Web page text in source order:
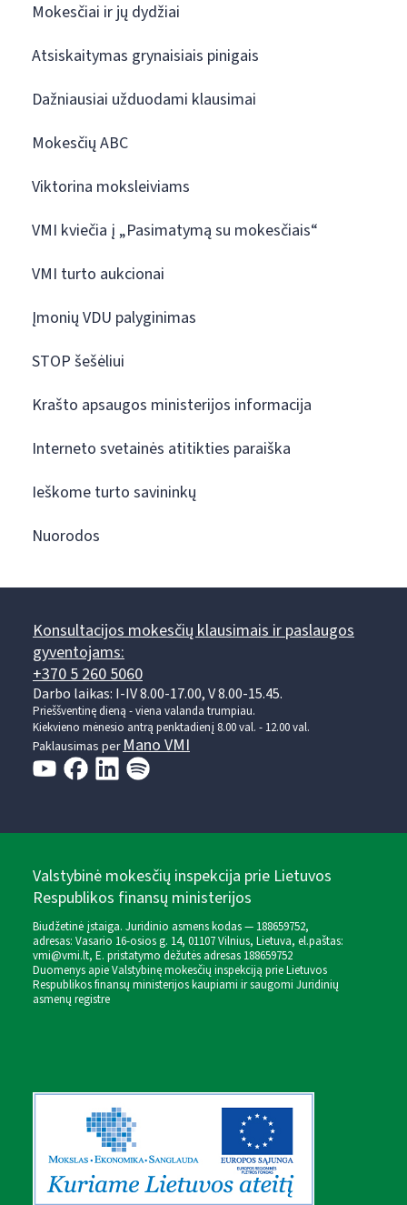
Mokesčiai ir jų dydžiai
Atsiskaitymas grynaisiais pinigais
Dažniausiai užduodami klausimai
Mokesčių ABC
Viktorina moksleiviams
VMI kviečia į „Pasimatymą su mokesčiais“
VMI turto aukcionai
Įmonių VDU palyginimas
STOP šešėliui
Krašto apsaugos ministerijos informacija
Interneto svetainės atitikties paraiška
Ieškome turto savininkų
Nuorodos
Konsultacijos mokesčių klausimais ir paslaugos
gyventojams:
+370 5 260 5060
Darbo laikas: I-IV 8.00-17.00, V 8.00-15.45.
Prieššventinę dieną - viena valanda trumpiau.
Kiekvieno mėnesio antrą penktadienį 8.00 val. - 12.00 val.
Paklausimas perMano VMI
Valstybinė mokesčių inspekcija prie Lietuvos
Respublikos finansų ministerijos
Biudžetinė įstaiga. Juridinio asmens kodas — 188659752,
adresas: Vasario 16-osios g. 14, 01107 Vilnius, Lietuva, el.paštas:
vmi@vmi.lt, E. pristatymo dėžutės adresas 188659752
Duomenys apie Valstybinę mokesčių inspekciją prie Lietuvos
Respublikos finansų ministerijos kaupiami ir saugomi Juridinių
asmenų registre